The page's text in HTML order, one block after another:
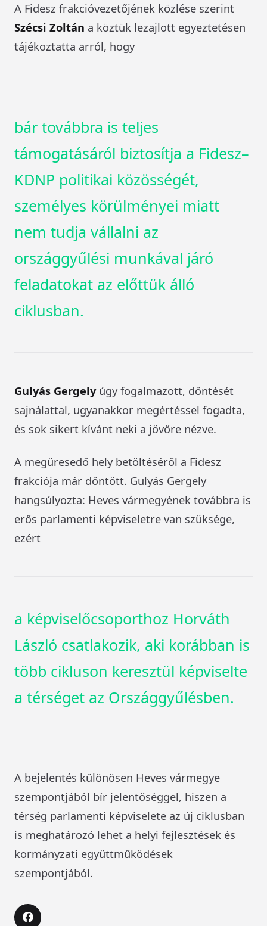
A Fidesz frakcióvezetőjének közlése szerint
Szécsi Zoltán a köztük lezajlott egyeztetésen
tájékoztatta arról, hogy
bár továbbra is teljes
támogatásáról biztosítja a Fidesz–
KDNP politikai közösségét,
személyes körülményei miatt
nem tudja vállalni az
országgyűlési munkával járó
feladatokat az előttük álló
ciklusban.
Gulyás Gergely úgy fogalmazott, döntését
sajnálattal, ugyanakkor megértéssel fogadta,
és sok sikert kívánt neki a jövőre nézve.
A megüresedő hely betöltéséről a Fidesz
frakciója már döntött. Gulyás Gergely
hangsúlyozta: Heves vármegyének továbbra is
erős parlamenti képviseletre van szüksége,
ezért
a képviselőcsoporthoz Horváth
László csatlakozik, aki korábban is
több cikluson keresztül képviselte
a térséget az Országgyűlésben.
A bejelentés különösen Heves vármegye
szempontjából bír jelentőséggel, hiszen a
térség parlamenti képviselete az új ciklusban
is meghatározó lehet a helyi fejlesztések és
kormányzati együttműködések
szempontjából.